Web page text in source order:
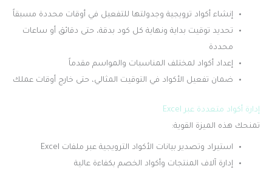
إنشاء أكواد ترويجية وجدولتها للتفعيل في أوقات محددة مسبقاً
تحديد توقيت بداية ونهاية كل كود بدقة، حتى دقائق أو ساعات
محددة
إعداد أكواد لمختلف المناسبات والمواسم مقدماً
ضمان تفعيل الأكواد في التوقيت المثالي، حتى خارج أوقات عملك
إدارة أكواد متعددة عبر Excel
تمنحك هذه الميزة القوية:
استيراد وتصدير بيانات الأكواد الترويجية عبر ملفات Excel
إدارة آلاف المنتجات وأكواد الخصم بكفاءة عالية